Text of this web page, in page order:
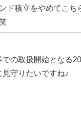
ド積立をやめてこち
での取扱開始となる
守りたいですね♪